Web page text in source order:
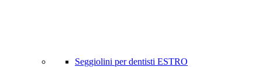
Seggiolini per dentisti ESTRO